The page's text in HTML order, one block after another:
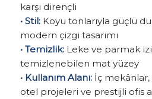
karşı dirençli
• Stil:Koyu tonlarıyla güçlü
modern çizgi tasarımı
• Temizlik:Leke ve parmak
temizlenebilen mat yüzey
• Kullanım Alanı:İç mekânlar,
otel projeleri ve prestijli ofis